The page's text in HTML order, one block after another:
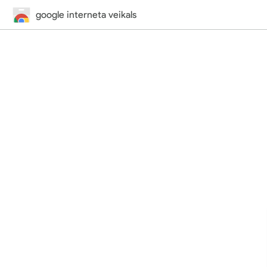
google interneta veikals